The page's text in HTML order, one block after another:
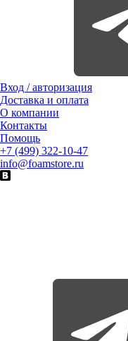
Вход / авторизация
Доставка и оплата
О компании
Контакты
Помощь
+7 (499) 322-10-47
info@foamstore.ru